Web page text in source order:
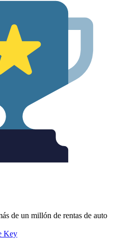
de un millón de rentas de auto
Key